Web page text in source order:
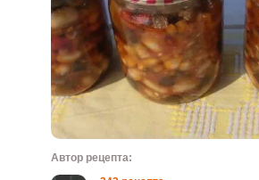
Автор рецепта: